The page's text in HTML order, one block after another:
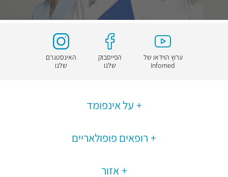
ערוץ הוידאו של
Infomed
הפייסבוק
שלנו
האינסטגרם
שלנו
על אינפומד
רופאים פופולאריים
אזור